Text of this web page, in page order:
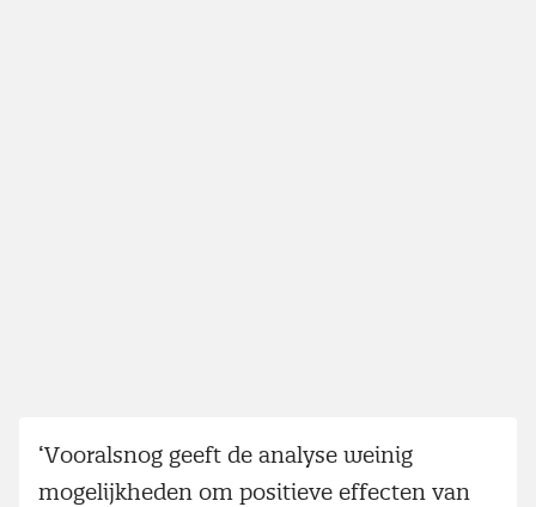
‘Vooralsnog geeft de analyse weinig
mogelijkheden om positieve effecten van